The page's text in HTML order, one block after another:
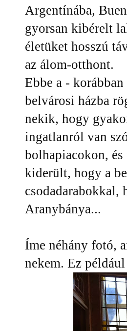
Argentínába,
gyorsan kibérelt
életüket hosszú
az álom-otthont.
Ebbe a -
belvárosi házba
nekik, hogy
ingatlanról van
bolhapiacokon,
kiderült, hogy a
csodadarabokkal,
Aranybánya...
Íme néhány fotó,
nekem. Ez